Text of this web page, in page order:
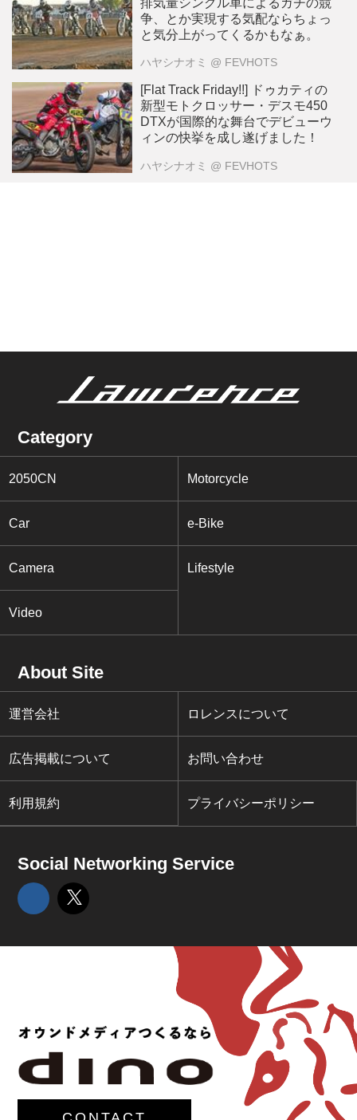
排気量シングル車によるガチの競
争、とか実現する気配ならちょっ
と気分上がってくるかもなぁ。
ハヤシナオミ @ FEVHOTS
[Flat Track Friday!!] ドゥカティの
新型モトクロッサー・デスモ450
DTXが国際的な舞台でデビューウ
ィンの快挙を成し遂げました！
ハヤシナオミ @ FEVHOTS
Category
2050CN Motorcycle
Car e-Bike
Camera Lifestyle
Video
About Site
運営会社 ロレンスについて
広告掲載について お問い合わせ
利用規約 プライバシーポリシー
Social Networking Service